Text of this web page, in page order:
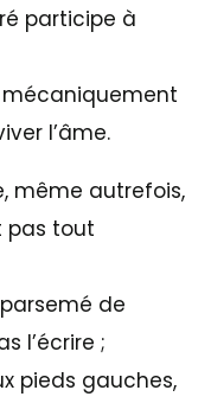
participe à
mécaniquement
l’âme.
même autrefois,
pas tout
de
l’écrire ;
pieds gauches,